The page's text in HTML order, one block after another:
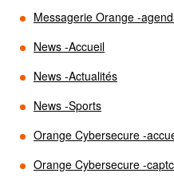
Messagerie Orange -
News -Accueil
News -Actualités
News -Sports
Orange Cybersecure -
Orange Cybersecure -